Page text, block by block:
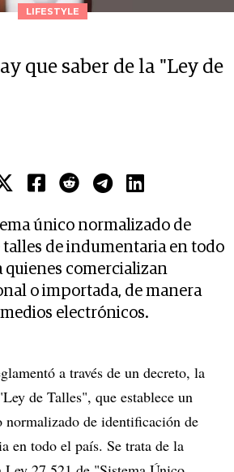
LIFESTYLE
que saber de la "Ley de
único normalizado de
de indumentaria en todo
quienes comercializan
o importada, de manera
electrónicos.
a través de un decreto, la
de Talles", que establece un
normalizado de identificación de
en todo el país. Se trata de la